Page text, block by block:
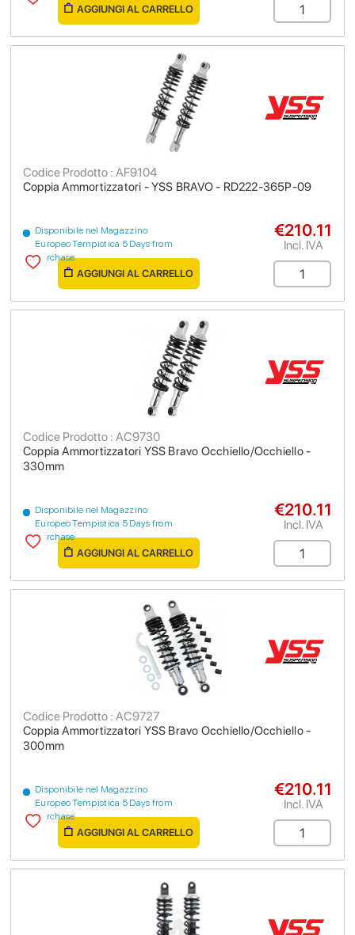
AGGIUNGI AL CARRELLO
Coppia Ammortizzatori - YSS BRAVO - RD222-365P-09
Codice Prodotto : AF9104
Disponibile nel Magazzino
Europeo Tempistica 5 Days from
purchase
€210.11
Incl. IVA
AGGIUNGI AL CARRELLO
Coppia Ammortizzatori YSS Bravo Occhiello/Occhiello -
330mm
Codice Prodotto : AC9730
Disponibile nel Magazzino
Europeo Tempistica 5 Days from
purchase
€210.11
Incl. IVA
AGGIUNGI AL CARRELLO
Coppia Ammortizzatori YSS Bravo Occhiello/Occhiello -
300mm
Codice Prodotto : AC9727
Disponibile nel Magazzino
Europeo Tempistica 5 Days from
purchase
€210.11
Incl. IVA
AGGIUNGI AL CARRELLO